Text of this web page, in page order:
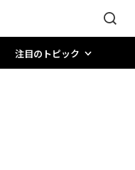
注目のトピック